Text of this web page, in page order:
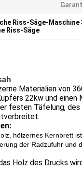
Riss-Säge-Maschine
Riss-Säge
Materialien von
22kw und
festen Täfelung,
hölzernes Kernbrett
der Radzufuhr und
Holz des Drucks